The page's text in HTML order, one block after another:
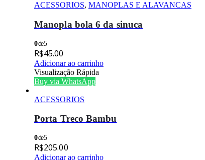
ACESSORIOS, MANOPLAS E ALAVANCAS
Manopla bola 6 da sinuca
0de 5
R$45.00
Adicionar ao carrinho
Visualização Rápida
Buy via WhatsApp
ACESSORIOS
Porta Treco Bambu
0de 5
R$205.00
Adicionar ao carrinho